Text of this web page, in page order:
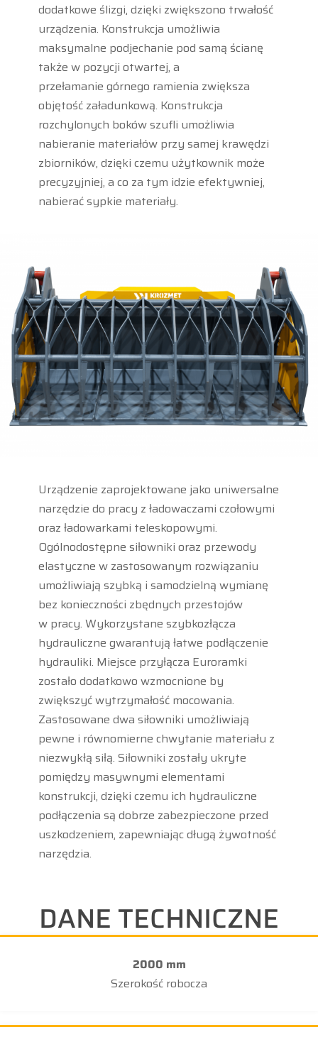
dodatkowe ślizgi, dzięki zwiększono trwałość
urządzenia. Konstrukcja umożliwia
maksymalne podjechanie pod samą ścianę
także w pozycji otwartej, a
przełamanie górnego ramienia zwiększa
objętość załadunkową. Konstrukcja
rozchylonych boków szufli umożliwia
nabieranie materiałów przy samej krawędzi
zbiorników, dzięki czemu użytkownik może
precyzyjniej, a co za tym idzie efektywniej,
nabierać sypkie materiały.
Urządzenie zaprojektowane jako uniwersalne
narzędzie do pracy z ładowaczami czołowymi
oraz ładowarkami teleskopowymi.
Ogólnodostępne siłowniki oraz przewody
elastyczne w zastosowanym rozwiązaniu
umożliwiają szybką i samodzielną wymianę
bez konieczności zbędnych przestojów
w pracy. Wykorzystane szybkozłącza
hydrauliczne gwarantują łatwe podłączenie
hydrauliki. Miejsce przyłącza Euroramki
zostało dodatkowo wzmocnione by
zwiększyć wytrzymałość mocowania.
Zastosowane dwa siłowniki umożliwiają
pewne i równomierne chwytanie materiału z
niezwykłą siłą. Siłowniki zostały ukryte
pomiędzy masywnymi elementami
konstrukcji, dzięki czemu ich hydrauliczne
podłączenia są dobrze zabezpieczone przed
uszkodzeniem, zapewniając długą żywotność
narzędzia.
DANE TECHNICZNE
2000 mm
Szerokość robocza